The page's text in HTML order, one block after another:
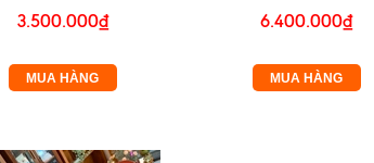
3.500.000₫
MUA HÀNG
6.400.000₫
MUA HÀNG